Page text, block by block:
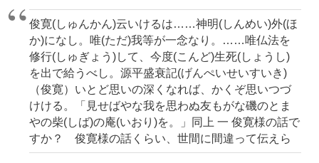
俊寛(しゅんかん)云いけるは……神明(しんめい)外(ほ
か)になし。唯(ただ)我等が一念なり。……唯仏法を
修行(しゅぎょう)して、今度(こんど)生死(しょうし)
を出で給うべし。源平盛衰記(げんぺいせいすいき)
（俊寛）いとど思いの深くなれば、かくぞ思いつづ
けける。「見せばやな我を思わぬ友もがな磯のとま
やの柴(しば)の庵(いおり)を。」同上 一 俊寛様の話で
すか？ 俊寛様の話くらい、世間に間違って伝えら